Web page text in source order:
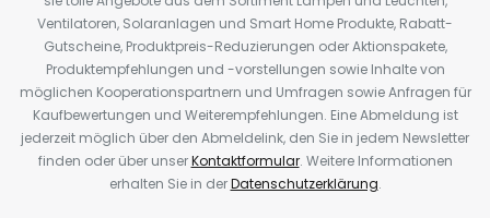
Ventilatoren, Solaranlagen und Smart Home Produkte, Rabatt-
Gutscheine, Produktpreis-Reduzierungen oder Aktionspakete,
Produktempfehlungen und -vorstellungen sowie Inhalte von
möglichen Kooperationspartnern und Umfragen sowie Anfragen für
Kaufbewertungen und Weiterempfehlungen. Eine Abmeldung ist
jederzeit möglich über den Abmeldelink, den Sie in jedem Newsletter
finden oder über unserKontaktformular. Weitere Informationen
erhalten Sie in derDatenschutzerklärung.